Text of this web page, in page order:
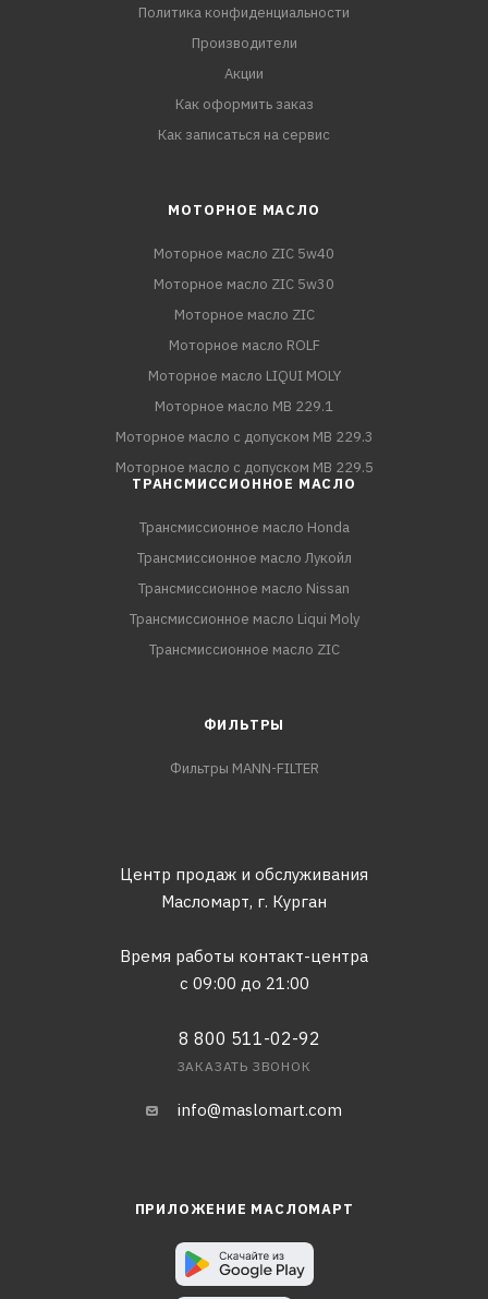
Политика конфиденциальности
Производители
Акции
Как оформить заказ
Как записаться на сервис
МОТОРНОЕ МАСЛО
Моторное масло ZIC 5w40
Моторное масло ZIC 5w30
Моторное масло ZIC
Моторное масло ROLF
Моторное масло LIQUI MOLY
Моторное масло MB 229.1
Моторное масло с допуском MB 229.3
Моторное масло с допуском MB 229.5
ТРАНСМИССИОННОЕ МАСЛО
Трансмиссионное масло Honda
Трансмиссионное масло Лукойл
Трансмиссионное масло Nissan
Трансмиссионное масло Liqui Moly
Трансмиссионное масло ZIC
ФИЛЬТРЫ
Фильтры MANN-FILTER
Центр продаж и обслуживания
Масломарт, г. Курган
Время работы контакт-центра
с 09:00 до 21:00
8 800 511-02-92
ЗАКАЗАТЬ ЗВОНОК
info@maslomart.com
ПРИЛОЖЕНИЕ МАСЛОМАРТ